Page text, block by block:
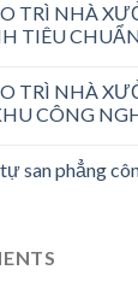
TRÌ NHÀ
TIÊU
TRÌ NHÀ
CÔNG
san phẳng